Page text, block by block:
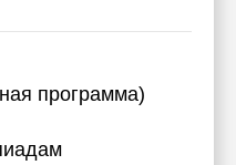
программа)